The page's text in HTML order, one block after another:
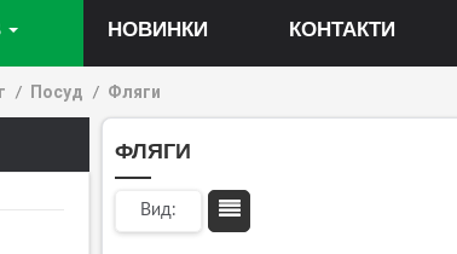
Ніж-метелик (Балісонг)
Керамбіти
НОВИНКИ КОНТАКТИ
Посуд Фляги
ФЛЯГИ
Вид: